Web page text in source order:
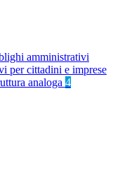
amministrativi
per cittadini e imprese
analoga 4